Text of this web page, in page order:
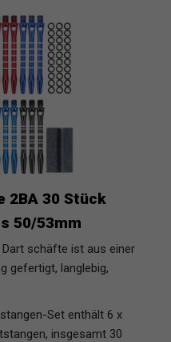
2BA 30 Stück
50/53mm
Dart schäfte ist aus einer
gefertigt, langlebig,
Set enthält 6 x
insgesamt 30